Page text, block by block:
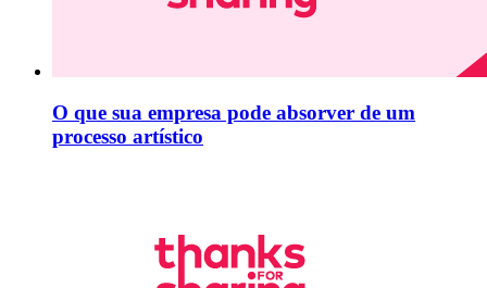
O que sua empresa pode absorver de um
processo artístico